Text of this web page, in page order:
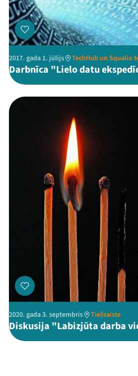
2017. gada 1. jūlijs TechHub un Squalio
Darbnīca "Lielo datu
2020. gada 3. septembris Tiešsaiste
Diskusija "Labizjūta darba